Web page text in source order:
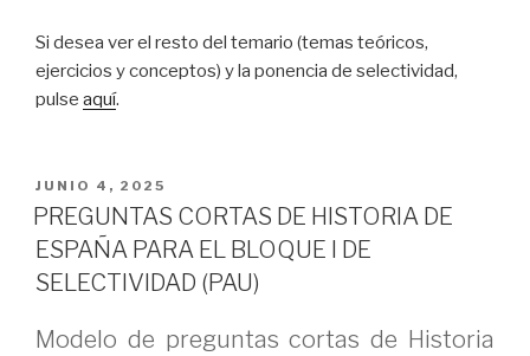
Si desea ver el resto del temario (temas teóricos,
ejercicios y conceptos) y la ponencia de selectividad,
pulse aquí.
PUBLICADO
EL
JUNIO 4, 2025
PREGUNTAS CORTAS DE HISTORIA DE
ESPAÑA PARA EL BLOQUE I DE
SELECTIVIDAD (PAU)
Modelo de preguntas cortas de Historia